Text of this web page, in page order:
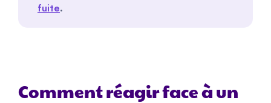
fuite.
Comment réagir face à un